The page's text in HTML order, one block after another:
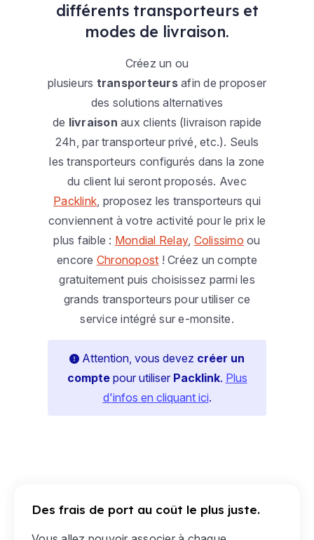
différents transporteurs et
modes de livraison.
Créez un ou
plusieurs transporteursafin de proposer
des solutions alternatives
de livraison aux clients (livraison rapide
24h, par transporteur privé, etc.). Seuls
les transporteurs configurés dans la zone
du client lui seront proposés. Avec
Packlink, proposez les transporteurs qui
conviennent à votre activité pour le prix le
plus faible : Mondial Relay, Colissimo ou
encore Chronopost ! Créez un compte
gratuitement puis choisissez parmi les
grands transporteurs pour utiliser ce
service intégré sur e-monsite.
Attention, vous devez créer un
compte pour utiliser Packlink. Plus
d'infos en cliquant ici.
Des frais de port au coût le plus juste.